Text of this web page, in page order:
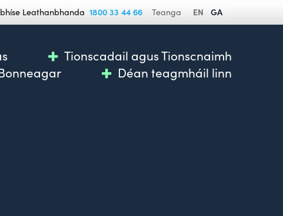
Leathanbhanda 1800 33 44 66 Teanga EN GA
Tionscadail agus Tionscnaimh
Déan teagmháil linn